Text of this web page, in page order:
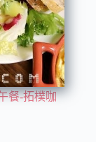
餐-拓樸咖